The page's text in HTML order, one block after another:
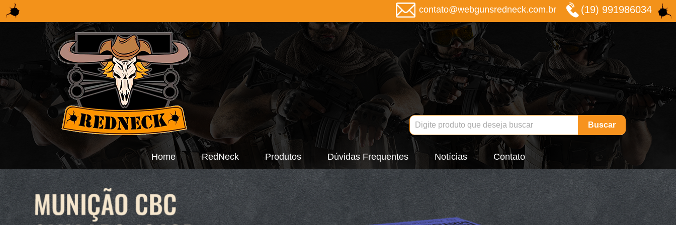
contato@webgunsredneck.com.br (19) 991986034
Buscar
Home RedNeck Produtos Dúvidas Frequentes Notícias Contato